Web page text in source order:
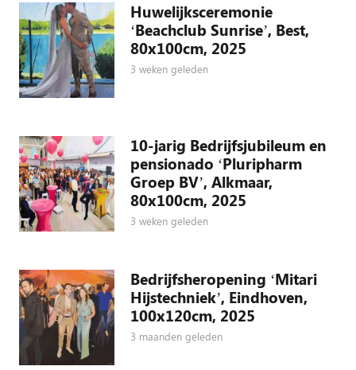
Huwelijksceremonie
‘Beachclub Sunrise’, Best,
80x100cm, 2025
3 weken geleden
10-jarig Bedrijfsjubileum en
pensionado ‘Pluripharm
Groep BV’, Alkmaar,
80x100cm, 2025
3 weken geleden
Bedrijfsheropening ‘Mitari
Hijstechniek’, Eindhoven,
100x120cm, 2025
3 maanden geleden